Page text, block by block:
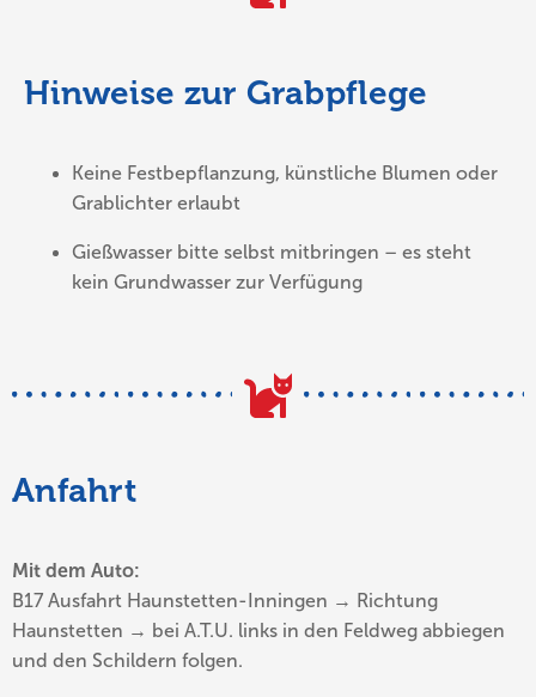
Hinweise zur Grabpflege
Keine Festbepflanzung, künstliche Blumen oder
Grablichter erlaubt
Gießwasser bitte selbst mitbringen – es steht
kein Grundwasser zur Verfügung
Anfahrt
Mit dem Auto:
B17 Ausfahrt Haunstetten-Inningen → Richtung
Haunstetten → bei A.T.U. links in den Feldweg abbiegen
und den Schildern folgen.